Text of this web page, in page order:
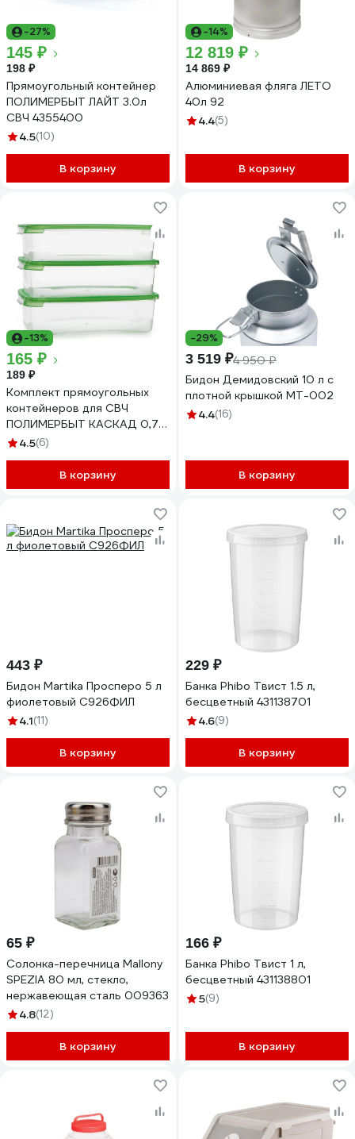
-27%
145 ₽
198 ₽
Прямоугольный контейнер
ПОЛИМЕРБЫТ ЛАЙТ 3.0л
СВЧ 4355400
4.5(10)
В корзину
-14%
12 819 ₽
14 869 ₽
Алюминиевая фляга ЛЕТО
40л 92
4.4(5)
В корзину
-13%
165 ₽
189 ₽
Комплект прямоугольных
контейнеров для СВЧ
ПОЛИМЕРБЫТ КАСКАД 0,7 л
из 3 шт 4354001
4.5(6)
В корзину
-29%
3 519 ₽4 950 ₽
Бидон Демидовский 10 л с
плотной крышкой МТ-002
4.4(16)
В корзину
443 ₽
Бидон Martika Просперо 5 л
фиолетовый С926ФИЛ
4.1(11)
В корзину
229 ₽
Банка Phibo Твист 1.5 л,
бесцветный 431138701
4.6(9)
В корзину
65 ₽
Солонка-перечница Mallony
SPEZIA 80 мл, стекло,
нержавеющая сталь 009363
4.8(12)
В корзину
166 ₽
Банка Phibo Твист 1 л,
бесцветный 431138801
5(9)
В корзину